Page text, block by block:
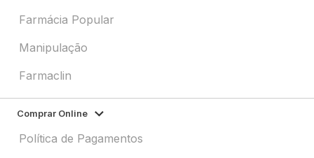
Farmácia Popular
Manipulação
Farmaclin
Comprar Online
Política de Pagamentos